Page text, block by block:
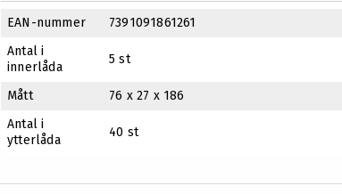
EAN-nummer
7391091861261
Antal i
innerlåda
5 st
Mått
76 x 27 x 186
Antal i
ytterlåda
40 st